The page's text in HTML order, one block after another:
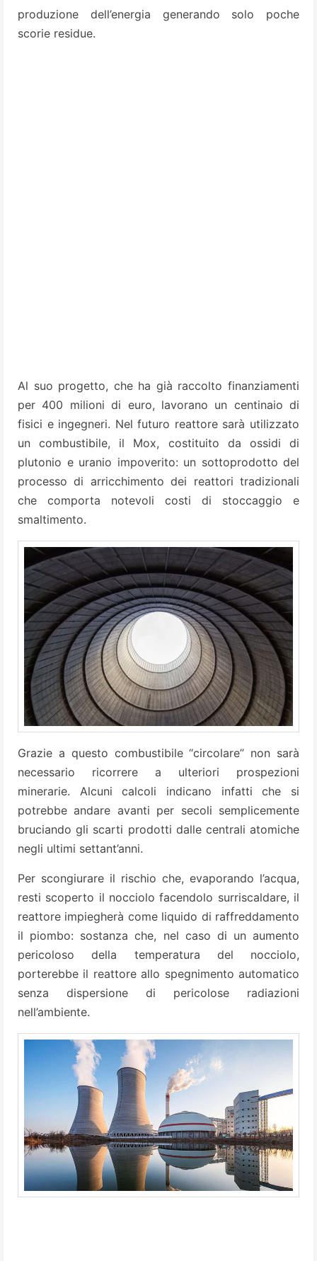
produzione dell’energia generando solo poche
scorie residue.
Al suo progetto, che ha già raccolto finanziamenti
per 400 milioni di euro, lavorano un centinaio di
fisici e ingegneri. Nel futuro reattore sarà utilizzato
un combustibile, il Mox, costituito da ossidi di
plutonio e uranio impoverito: un sottoprodotto del
processo di arricchimento dei reattori tradizionali
che comporta notevoli costi di stoccaggio e
smaltimento.
Grazie a questo combustibile “circolare” non sarà
necessario ricorrere a ulteriori prospezioni
minerarie. Alcuni calcoli indicano infatti che si
potrebbe andare avanti per secoli semplicemente
bruciando gli scarti prodotti dalle centrali atomiche
negli ultimi settant’anni.
Per scongiurare il rischio che, evaporando l’acqua,
resti scoperto il nocciolo facendolo surriscaldare, il
reattore impiegherà come liquido di raffreddamento
il piombo: sostanza che, nel caso di un aumento
pericoloso della temperatura del nocciolo,
porterebbe il reattore allo spegnimento automatico
senza dispersione di pericolose radiazioni
nell’ambiente.